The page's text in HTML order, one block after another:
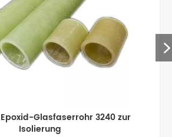
Epoxid-Glasfaserisolationsrohre der
g10 / g11 für elektromechanische